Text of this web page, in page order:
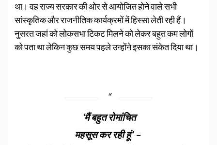
था। वह राज्‍य सरकार की ओर से आयोजित होने वाले सभी
सांस्‍कृतिक और राजनीतिक कार्यक्रमों में हिस्‍सा लेती रही हैं।
नुसरत जहां को लोकसभा टिकट मिलने को लेकर बहुत कम लोगों
को पता था लेकिन कुछ समय पहले उन्‍होंने इसका संकेत दिया था।
‘मैं बहुत रोमांचित
महसूस कर रही हूं’ –